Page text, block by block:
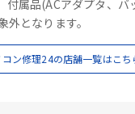
属品(ACアダプタ、バ
外となります。
コン修理24の店舗一覧はこち